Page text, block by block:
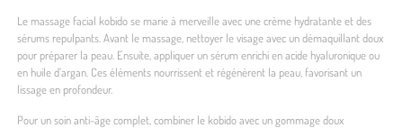
Le massage facial kobido se marie à merveille avec une crème hydratante et des
sérums repulpants. Avant le massage, nettoyer le visage avec un démaquillant doux
pour préparer la peau. Ensuite, appliquer un sérum enrichi en acide hyaluronique ou
en huile d’argan. Ces éléments nourrissent et régénèrent la peau, favorisant un
lissage en profondeur.
Pour un soin anti-âge complet, combiner le kobido avec un gommage doux